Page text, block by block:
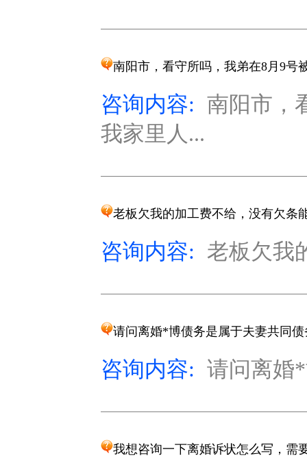
南阳市，看守所吗，我弟在8月9号
咨询内容: 南阳市，
我家里人...
老板欠我的加工费不给，没有欠条
咨询内容: 老板欠我
请问离婚*博债务是属于夫妻共同债
咨询内容: 请问离婚
我想咨询一下离婚诉状怎么写，需